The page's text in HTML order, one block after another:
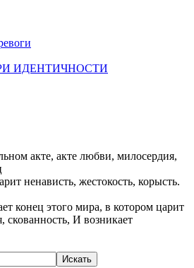
ИДЕНТИЧНОСТИ
акте, акте любви, милосердия,
ненависть, жестокость, корысть.
конец этого мира, в котором царит
скованность, И возникает